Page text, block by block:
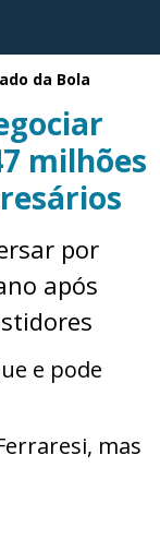
da Bola
milhões
por
após
e pode
mas